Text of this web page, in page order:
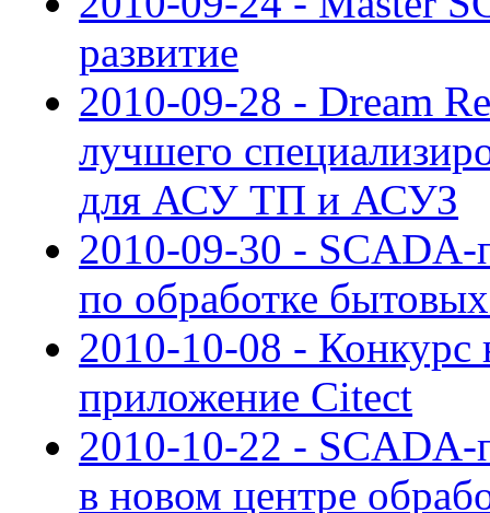
развитие
2010-09-28 - Dream
лучшего
для АСУ ТП и АСУЗ
2010-09-30 - SCADA-
по обработке
2010-10-08 -
приложение Citect
2010-10-22 - SCADA-
в новом центре